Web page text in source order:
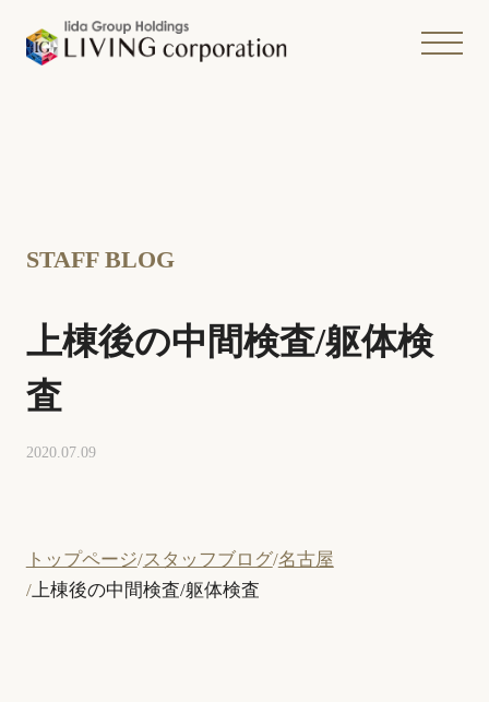
STAFF BLOG
上棟後の中間検査/躯体検
査
2020.07.09
トップページ スタッフブログ 名古屋
上棟後の中間検査/躯体検査